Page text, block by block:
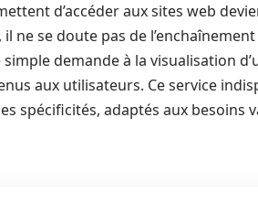
d’accéder aux sites web
ne se doute pas de
demande à la visualisation
aux utilisateurs. Ce service
spécificités, adaptés aux besoins